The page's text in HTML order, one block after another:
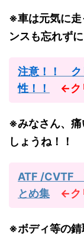
※車は元気に
ンスも忘れずに
注意！！ ク
性！！
←ク
※みなさん、痛
しょうね！！
ATF /
とめ集
←ク
※ボディ等の錆